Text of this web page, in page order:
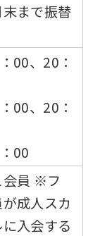
まで振替
00、20：
00、20：
00
会員 ※フ
成人スカ
入会する